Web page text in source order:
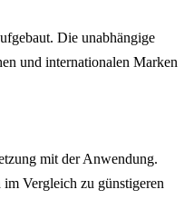
Die unabhängige
und internationalen Marken
mit der Anwendung.
Vergleich zu günstigeren